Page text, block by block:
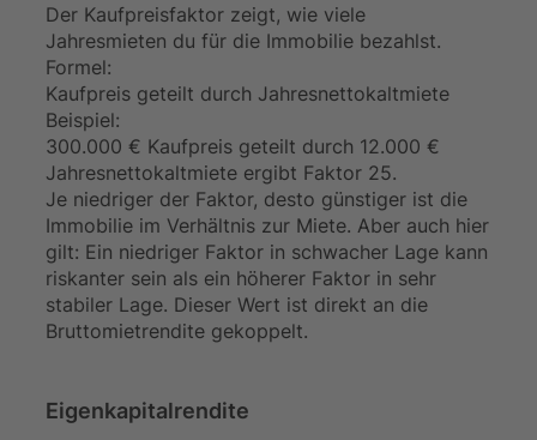
Der Kaufpreisfaktor zeigt, wie viele
Jahresmieten du für die Immobilie bezahlst.
Formel:
Kaufpreis geteilt durch Jahresnettokaltmiete
Beispiel:
300.000 € Kaufpreis geteilt durch 12.000 €
Jahresnettokaltmiete ergibt Faktor 25.
Je niedriger der Faktor, desto günstiger ist die
Immobilie im Verhältnis zur Miete. Aber auch hier
gilt: Ein niedriger Faktor in schwacher Lage kann
riskanter sein als ein höherer Faktor in sehr
stabiler Lage. Dieser Wert ist direkt an die
Bruttomietrendite gekoppelt.
Eigenkapitalrendite